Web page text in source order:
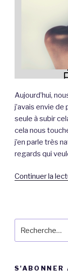
Aujourd’hui,
j’avais envie de
seule à subir
cela nous
j’en parle très
regards qui
Continuer la
pour
S'ABONNER